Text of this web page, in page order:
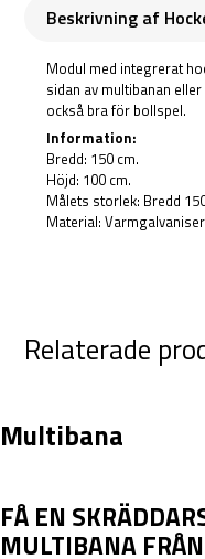
Beskrivning af
Modul med integrerat
sidan av multibanan
också bra för bollspel.
Information:
Bredd: 150 cm.
Höjd: 100 cm.
Målets storlek: Bredd
Material:
Relaterade
Multibana
FÅ EN
MULTIBANA